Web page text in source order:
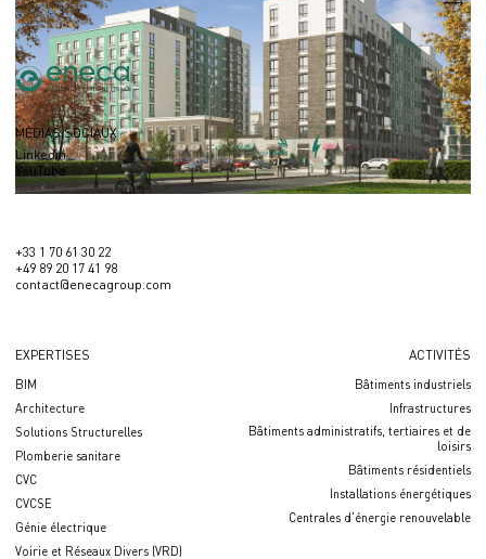
S = 100 000 m2
MÉDIAS SOCIAUX
Linkedin
YouTube
+33 1 70 61 30 22
+49 89 20 17 41 98
contact@enecagroup.com
EXPERTISES
BIM
Architecture
Solutions Structurelles
Plomberie sanitare
CVC
CVCSE
Génie électrique
Voirie et Réseaux Divers (VRD)
ACTIVITÉS
Bâtiments industriels
Infrastructures
Bâtiments administratifs, tertiaires et de
loisirs
Bâtiments résidentiels
Installations énergétiques
Centrales d'énergie renouvelable